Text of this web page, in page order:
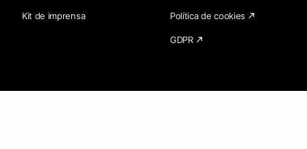
Kit de imprensa Política de cookies
GDPR